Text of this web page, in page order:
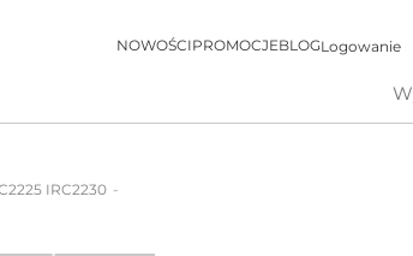
NOWOŚCIPROMOCJEBLOGLogowanie
IRC2230